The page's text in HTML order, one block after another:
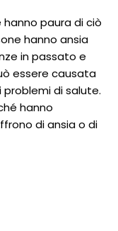
paura di ciò
hanno ansia
in passato e
essere causata
di salute.
hanno
di ansia o di